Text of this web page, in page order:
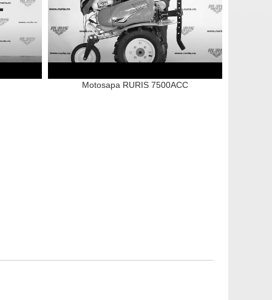
Motosapa RURIS 7500ACC